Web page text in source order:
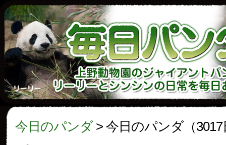
今日のパンダ> 今日のパンダ（3017